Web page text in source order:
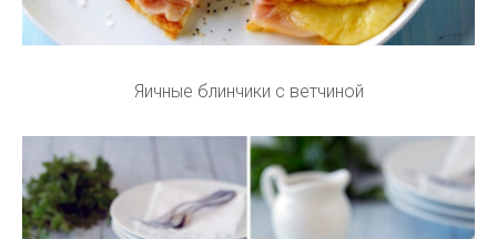
Яичные блинчики с ветчиной